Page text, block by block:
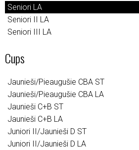
Seniori LA
Seniori II LA
Seniori III LA
Cups
Jaunieši/Pieaugušie CBA ST
Jaunieši/Pieaugušie CBA LA
Jaunieši C+B ST
Jaunieši C+B LA
Juniori II/Jaunieši D ST
Juniori II/Jaunieši D LA